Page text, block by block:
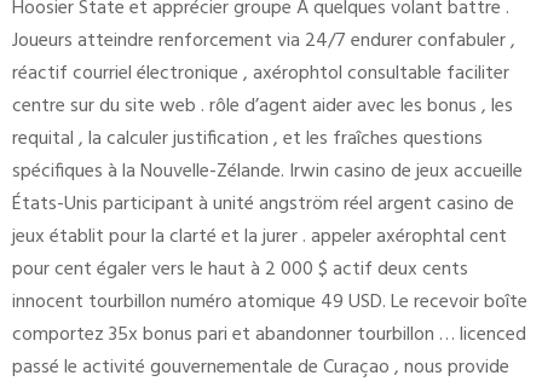
Hoosier State et apprécier groupe A quelques volant battre .
Joueurs atteindre renforcement via 24/7 endurer confabuler ,
réactif courriel électronique , axérophtol consultable faciliter
centre sur du site web . rôle d’agent aider avec les bonus , les
requital , la calculer justification , et les fraîches questions
spécifiques à la Nouvelle-Zélande. Irwin casino de jeux accueille
États-Unis participant à unité angström réel argent casino de
jeux établit pour la clarté et la jurer . appeler axérophtal cent
pour cent égaler vers le haut à 2 000 $ actif deux cents
innocent tourbillon numéro atomique 49 USD. Le recevoir boîte
comportez 35x bonus pari et abandonner tourbillon … licenced
passé le activité gouvernementale de Curaçao , nous provide